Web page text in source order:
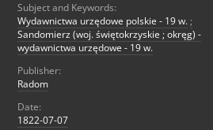
Subject and Keywords:
Wydawnictwa urzędowe polskie - 19 w. ;
Sandomierz (woj. świętokrzyskie ; okręg) -
wydawnictwa urzędowe - 19 w.
Publisher:
Radom
Date:
1822-07-07